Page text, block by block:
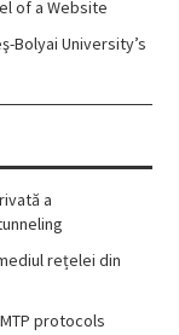
of a Website
Bolyai University’s
a
rețelei din
protocols